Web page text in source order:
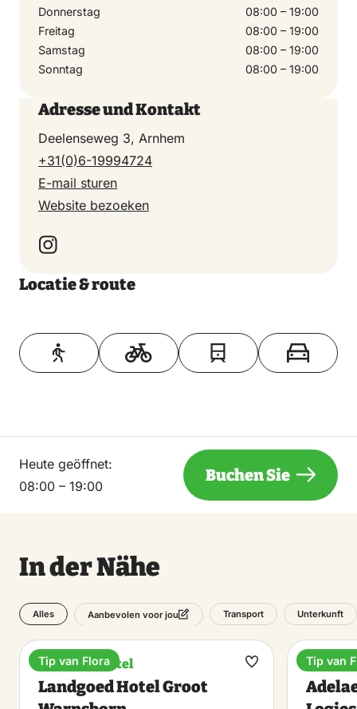
Donnerstag
08:00 – 19:00
Freitag
08:00 – 19:00
Samstag
08:00 – 19:00
Sonntag
08:00 – 19:00
Adresse und Kontakt
Deelenseweg 3, Arnhem
+31(0)6-19994724
E-mail sturen
Website bezoeken
Locatie & route
Toon op kaart
Heute geöffnet:
08:00 – 19:00
Buchen Sie
In der Nähe
Alles Aanbevolen voor jou Transport Unterkunft
Boutique-Hotel
Landgoed Hotel Groot
Tip van Flora
Favorit
Tip van